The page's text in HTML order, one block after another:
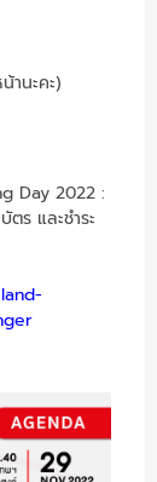
านะคะ)
Day 2022 :
ร และชำระ